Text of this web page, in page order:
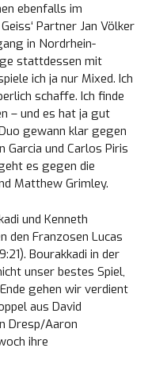
ebenfalls im
Partner Jan Völker
in Nordrhein-
stattdessen mit
ich ja nur Mixed. Ich
schaffe. Ich finde
– und es hat ja gut
gewann klar gegen
Garcia und Carlos Piris
geht es gegen die
Matthew Grimley.
und Kenneth
den Franzosen Lucas
Bourakkadi in der
unser bestes Spiel,
gehen wir verdient
aus David
Dresp/Aaron
ihre